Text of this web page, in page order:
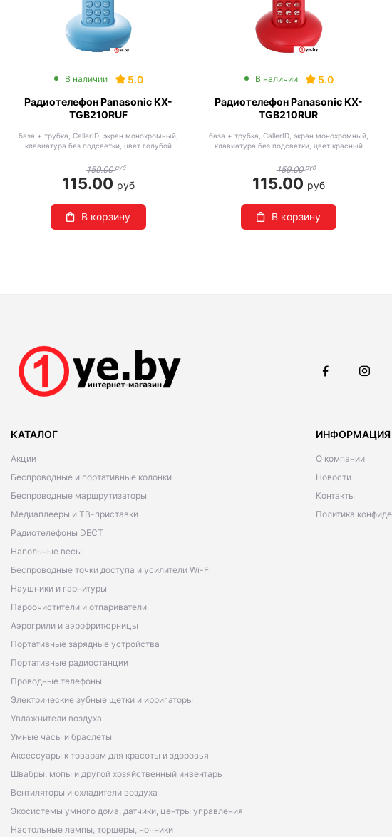
В наличии
5.0
Радиотелефон Panasonic KX-
TGB210RUF
база + трубка, CallerID, экран монохромный,
клавиатура без подсветки, цвет голубой
159.00руб
115.00 руб
В корзину
В наличии
5.0
Радиотелефон Panasonic KX-
TGB210RUR
база + трубка, CallerID, экран монохромный,
клавиатура без подсветки, цвет красный
159.00руб
115.00 руб
В корзину
КАТАЛОГ
Акции
Беспроводные и портативные колонки
Беспроводные маршрутизаторы
Медиаплееры и ТВ-приставки
Радиотелефоны DECT
Напольные весы
Беспроводные точки доступа и усилители Wi-Fi
Наушники и гарнитуры
Пароочистители и отпариватели
Аэрогрили и аэрофритюрницы
Портативные зарядные устройства
Портативные радиостанции
Проводные телефоны
Электрические зубные щетки и ирригаторы
Увлажнители воздуха
Умные часы и браслеты
Аксессуары к товарам для красоты и здоровья
Швабры, мопы и другой хозяйственный инвентарь
Вентиляторы и охладители воздуха
Экосистемы умного дома, датчики, центры управления
Настольные лампы, торшеры, ночники
ИНФОРМАЦИЯ
О компании
Новости
Контакты
Политика